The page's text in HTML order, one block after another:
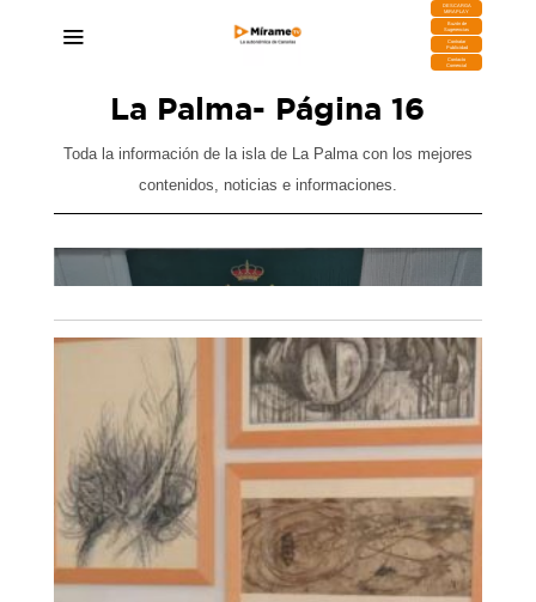
DESCARGA
MIRAPLAY
Buzón de
Sugerencias
Contratar
Publicidad
Contacto
Comercial
La Palma- Página 16
Toda la información de la isla de La Palma con los mejores
contenidos, noticias e informaciones.
Un varón pillado en La Palma portando casi 500
gramos de hachís y más de 3.000 euros en
efectivo